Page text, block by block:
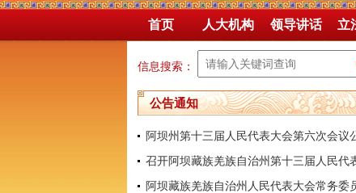
首页 人大机构 领导讲话 立
信息搜索：
公告通知
阿坝州第十三届人民代表大会第六次会议